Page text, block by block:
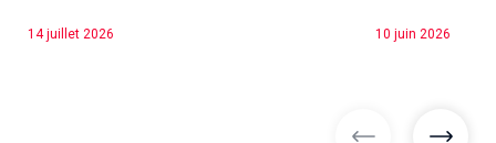
14 juillet 2026 10 juin 2026